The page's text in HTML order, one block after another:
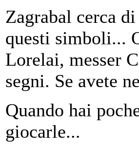
Zagrabal cerca
questi simboli...
Lorelai, messer
segni. Se avete
Quando hai
giocarle...